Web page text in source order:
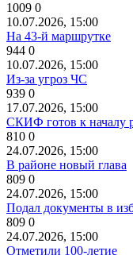
1009 0
10.07.2026, 15:00
На 43-й маршрутке
944 0
10.07.2026, 15:00
Из-за угроз ЧС
939 0
17.07.2026, 15:00
СКИФ готов к началу
810 0
24.07.2026, 15:00
В районе новый глава
809 0
24.07.2026, 15:00
Подал документы в
809 0
24.07.2026, 15:00
Отметили 100-летие